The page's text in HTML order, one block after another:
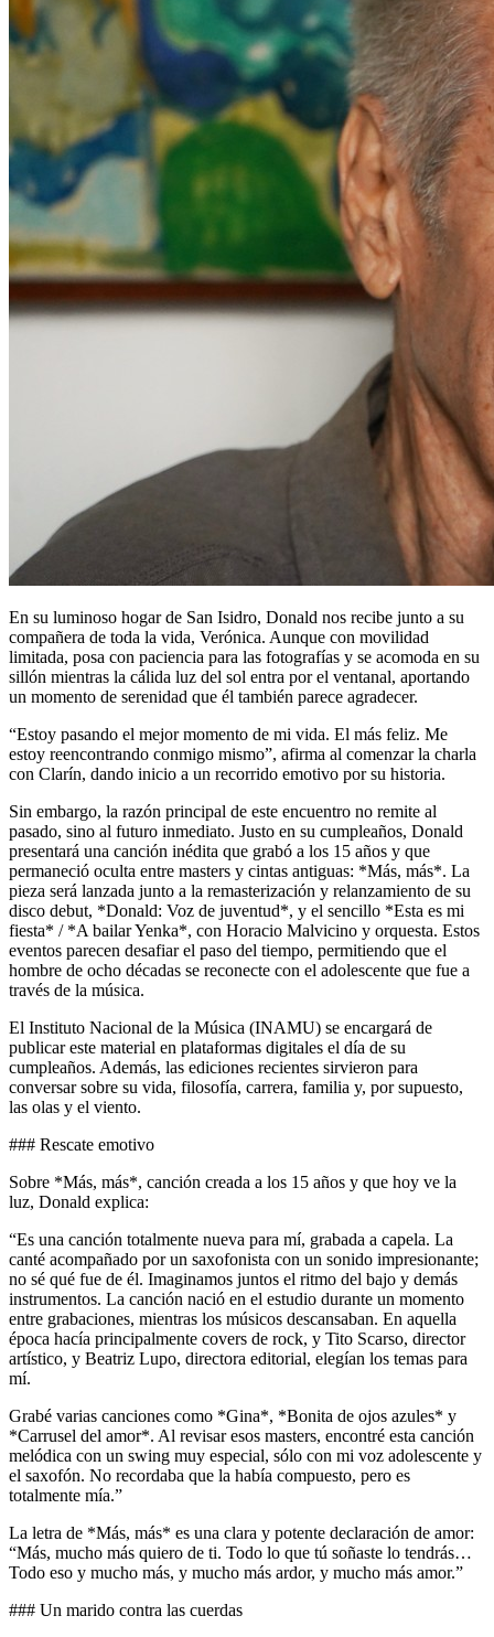
En su luminoso hogar de San Isidro, Donald nos recibe junto a su
compañera de toda la vida, Verónica. Aunque con movilidad
limitada, posa con paciencia para las fotografías y se acomoda en su
sillón mientras la cálida luz del sol entra por el ventanal, aportando
un momento de serenidad que él también parece agradecer.
“Estoy pasando el mejor momento de mi vida. El más feliz. Me
estoy reencontrando conmigo mismo”, afirma al comenzar la charla
con Clarín, dando inicio a un recorrido emotivo por su historia.
Sin embargo, la razón principal de este encuentro no remite al
pasado, sino al futuro inmediato. Justo en su cumpleaños, Donald
presentará una canción inédita que grabó a los 15 años y que
permaneció oculta entre masters y cintas antiguas: *Más, más*. La
pieza será lanzada junto a la remasterización y relanzamiento de su
disco debut, *Donald: Voz de juventud*, y el sencillo *Esta es mi
fiesta* / *A bailar Yenka*, con Horacio Malvicino y orquesta. Estos
eventos parecen desafiar el paso del tiempo, permitiendo que el
hombre de ocho décadas se reconecte con el adolescente que fue a
través de la música.
El Instituto Nacional de la Música (INAMU) se encargará de
publicar este material en plataformas digitales el día de su
cumpleaños. Además, las ediciones recientes sirvieron para
conversar sobre su vida, filosofía, carrera, familia y, por supuesto,
las olas y el viento.
### Rescate emotivo
Sobre *Más, más*, canción creada a los 15 años y que hoy ve la
luz, Donald explica:
“Es una canción totalmente nueva para mí, grabada a capela. La
canté acompañado por un saxofonista con un sonido impresionante;
no sé qué fue de él. Imaginamos juntos el ritmo del bajo y demás
instrumentos. La canción nació en el estudio durante un momento
entre grabaciones, mientras los músicos descansaban. En aquella
época hacía principalmente covers de rock, y Tito Scarso, director
artístico, y Beatriz Lupo, directora editorial, elegían los temas para
mí.
Grabé varias canciones como *Gina*, *Bonita de ojos azules* y
*Carrusel del amor*. Al revisar esos masters, encontré esta canción
melódica con un swing muy especial, sólo con mi voz adolescente y
el saxofón. No recordaba que la había compuesto, pero es
totalmente mía.”
La letra de *Más, más* es una clara y potente declaración de amor:
“Más, mucho más quiero de ti. Todo lo que tú soñaste lo tendrás…
Todo eso y mucho más, y mucho más ardor, y mucho más amor.”
### Un marido contra las cuerdas